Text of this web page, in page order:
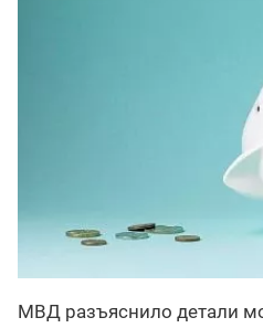
МВД разъяснило детали